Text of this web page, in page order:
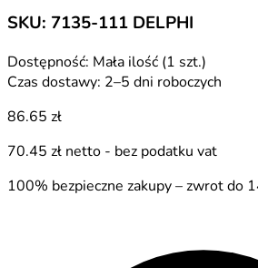
SKU: 7135-111 DELPHI
Dostępność: Mała ilość (1 szt.)
Czas dostawy: 2–5 dni roboczych
86.65 zł
70.45 zł netto - bez podatku vat
100% bezpieczne zakupy – zwrot do